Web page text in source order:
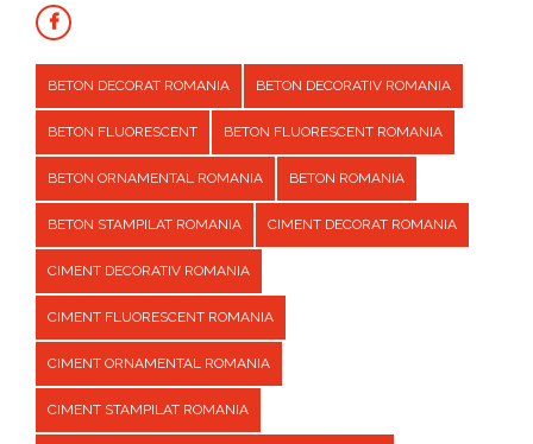
BETON DECORAT ROMANIA BETON DECORATIV ROMANIA
BETON FLUORESCENT BETON FLUORESCENT ROMANIA
BETON ORNAMENTAL ROMANIA BETON ROMANIA
BETON STAMPILAT ROMANIA CIMENT DECORAT ROMANIA
CIMENT DECORATIV ROMANIA
CIMENT FLUORESCENT ROMANIA
CIMENT ORNAMENTAL ROMANIA
CIMENT STAMPILAT ROMANIA